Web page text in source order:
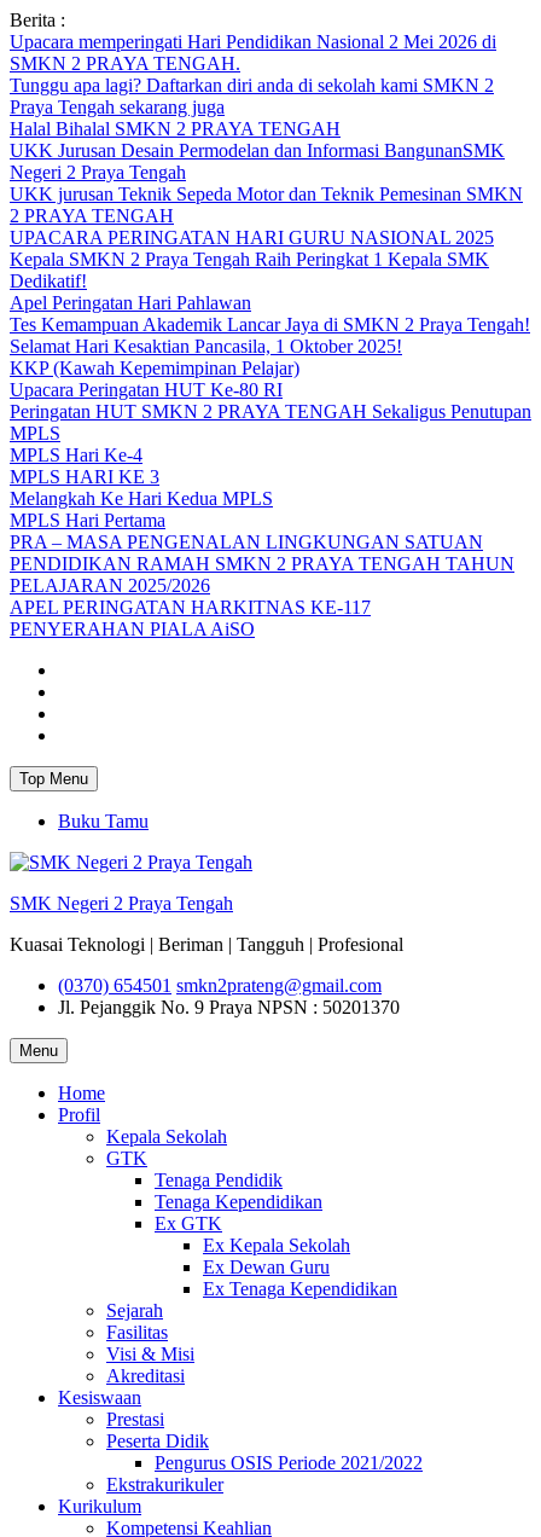
Skip
to
content
Berita :
Upacara memperingati Hari Pendidikan Nasional 2 Mei 2026 di
SMKN 2 PRAYA TENGAH.
Tunggu apa lagi? Daftarkan diri anda di sekolah kami SMKN 2
Praya Tengah sekarang juga
Halal Bihalal SMKN 2 PRAYA TENGAH
UKK Jurusan Desain Permodelan dan Informasi BangunanSMK
Negeri 2 Praya Tengah
UKK jurusan Teknik Sepeda Motor dan Teknik Pemesinan SMKN
2 PRAYA TENGAH
UPACARA PERINGATAN HARI GURU NASIONAL 2025
Kepala SMKN 2 Praya Tengah Raih Peringkat 1 Kepala SMK
Dedikatif!
Apel Peringatan Hari Pahlawan
Tes Kemampuan Akademik Lancar Jaya di SMKN 2 Praya Tengah!
Selamat Hari Kesaktian Pancasila, 1 Oktober 2025!
KKP (Kawah Kepemimpinan Pelajar)
Upacara Peringatan HUT Ke-80 RI
Peringatan HUT SMKN 2 PRAYA TENGAH Sekaligus Penutupan
MPLS
MPLS Hari Ke-4
MPLS HARI KE 3
Melangkah Ke Hari Kedua MPLS
MPLS Hari Pertama
PRA – MASA PENGENALAN LINGKUNGAN SATUAN
PENDIDIKAN RAMAH SMKN 2 PRAYA TENGAH TAHUN
PELAJARAN 2025/2026
APEL PERINGATAN HARKITNAS KE-117
PENYERAHAN PIALA AiSO
Top Menu
Buku Tamu
SMK Negeri 2 Praya Tengah
Kuasai Teknologi | Beriman | Tangguh | Profesional
(0370) 654501 smkn2prateng@gmail.com
Jl. Pejanggik No. 9 Praya NPSN : 50201370
Menu
Home
Profil
Kepala Sekolah
GTK
Tenaga Pendidik
Tenaga Kependidikan
Ex GTK
Ex Kepala Sekolah
Ex Dewan Guru
Ex Tenaga Kependidikan
Sejarah
Fasilitas
Visi & Misi
Akreditasi
Kesiswaan
Prestasi
Peserta Didik
Pengurus OSIS Periode 2021/2022
Ekstrakurikuler
Kurikulum
Kompetensi Keahlian